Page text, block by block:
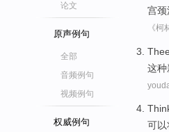
论文
原声例句
全部
音频例句
视频例句
权威例句
宫颈
《
Thee
这种
可以